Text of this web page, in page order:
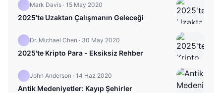
Mark Davis · 15 May 2020
2025'te Uzaktan Çalışmanın Geleceği
Dr. Michael Chen · 30 May 2020
2025'te Kripto Para - Eksiksiz Rehber
John Anderson · 14 Haz 2020
Antik Medeniyetler: Kayıp Şehirler